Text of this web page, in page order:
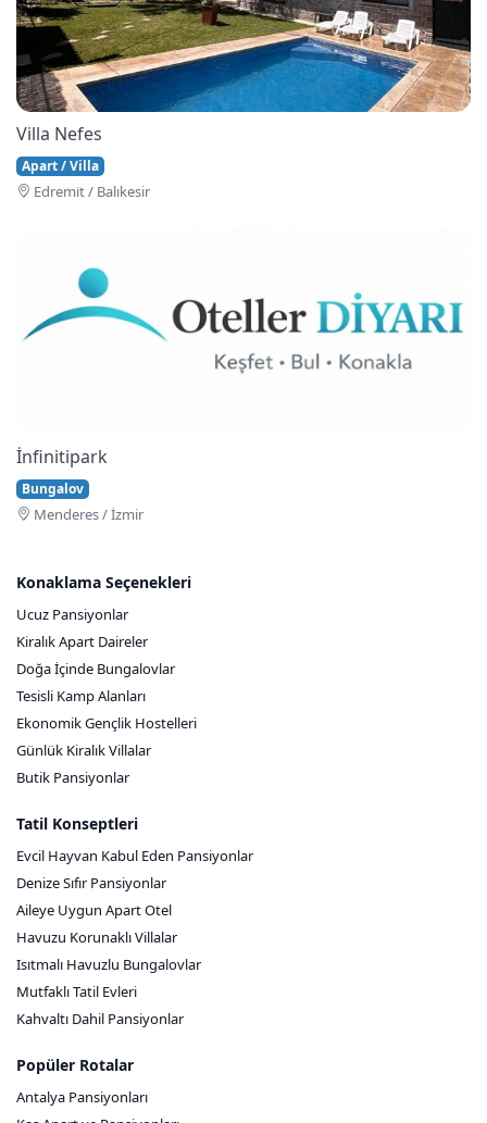
Villa Nefes
Apart / Villa
Edremi̇t / Balıkesir
İnfinitipark
Bungalov
Menderes / İzmir
Konaklama Seçenekleri
Ucuz Pansiyonlar
Kiralık Apart Daireler
Doğa İçinde Bungalovlar
Tesisli Kamp Alanları
Ekonomik Gençlik Hostelleri
Günlük Kiralık Villalar
Butik Pansiyonlar
Tatil Konseptleri
Evcil Hayvan Kabul Eden Pansiyonlar
Denize Sıfır Pansiyonlar
Aileye Uygun Apart Otel
Havuzu Korunaklı Villalar
Isıtmalı Havuzlu Bungalovlar
Mutfaklı Tatil Evleri
Kahvaltı Dahil Pansiyonlar
Popüler Rotalar
Antalya Pansiyonları